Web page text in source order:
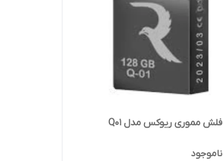
فلش مموری ریوکس مدل Q01
ناموجود